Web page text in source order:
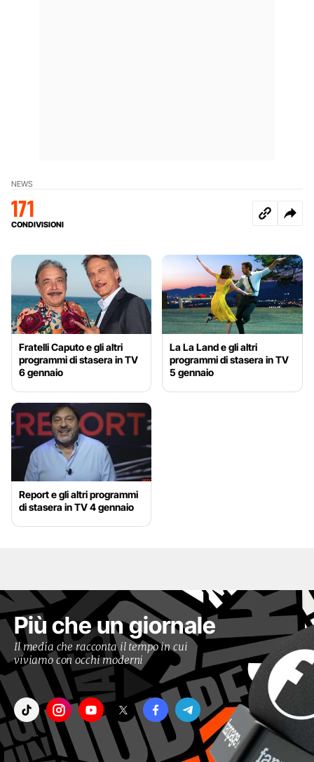
NEWS
171
CONDIVISIONI
Fratelli Caputo e gli altri
programmi di stasera in TV
6 gennaio
La La Land e gli altri
programmi di stasera in TV
5 gennaio
Report e gli altri programmi
di stasera in TV 4 gennaio
Più che un giornale
Il media che racconta il tempo in cui
viviamo con occhi moderni